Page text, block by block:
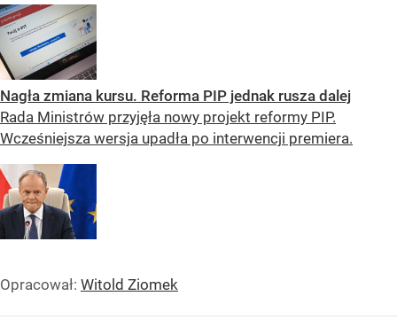
Nagła zmiana kursu. Reforma PIP jednak rusza dalej
Rada Ministrów przyjęła nowy projekt reformy PIP.
Wcześniejsza wersja upadła po interwencji premiera.
Opracował: Witold Ziomek